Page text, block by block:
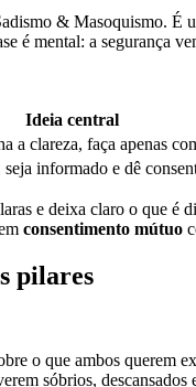
& Masoquismo. É
é mental: a segurança
Ideia central
a clareza, faça apenas
informado e dê
e deixa claro o que é
consentimento mútuo
pilares
o que ambos querem
sóbrios, descansados